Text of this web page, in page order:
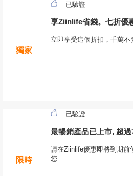
獨家
已驗證
享Ziinlife省錢。七折優
立即享受這個折扣，千萬不
限時
已驗證
最暢銷產品已上市, 超過
請在Ziinlife優惠即將到期前
您